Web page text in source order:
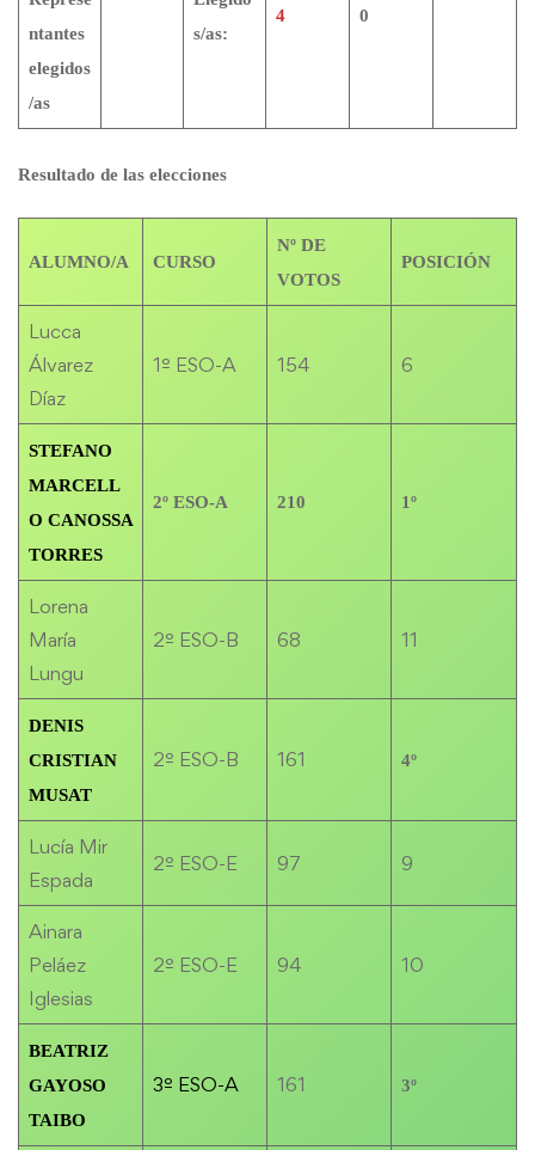
ntantes
elegidos
/as
s/as:
4 0
Resultado de las elecciones
ALUMNO/A CURSO
Nº DE
VOTOS
POSICIÓN
Lucca
Álvarez
Díaz
1º ESO-A 154 6
STEFANO
MARCELL
O CANOSSA
TORRES
2º ESO-A 210 1º
Lorena
María
Lungu
2º ESO-B 68 11
DENIS
CRISTIAN
MUSAT
2º ESO-B 161 4º
Lucía Mir
Espada
2º ESO-E 97 9
Ainara
Peláez
Iglesias
2º ESO-E 94 10
BEATRIZ
GAYOSO
TAIBO
3º ESO-A 161 3º